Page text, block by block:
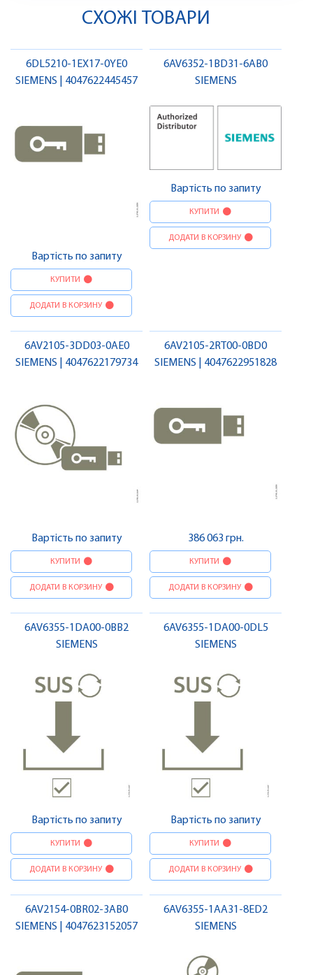
СХОЖІ ТОВАРИ
6DL5210-1EX17-0YE0
SIEMENS | 4047622445457
Вартість по запиту
КУПИТИ
ДОДАТИ В КОРЗИНУ
6AV6352-1BD31-6AB0
SIEMENS
Вартість по запиту
КУПИТИ
ДОДАТИ В КОРЗИНУ
6AV2105-3DD03-0AE0
SIEMENS | 4047622179734
Вартість по запиту
КУПИТИ
ДОДАТИ В КОРЗИНУ
6AV2105-2RT00-0BD0
SIEMENS | 4047622951828
386 063 грн.
КУПИТИ
ДОДАТИ В КОРЗИНУ
6AV6355-1DA00-0BB2
SIEMENS
Вартість по запиту
КУПИТИ
ДОДАТИ В КОРЗИНУ
6AV6355-1DA00-0DL5
SIEMENS
Вартість по запиту
КУПИТИ
ДОДАТИ В КОРЗИНУ
6AV2154-0BR02-3AB0
SIEMENS | 4047623152057
6AV6355-1AA31-8ED2
SIEMENS